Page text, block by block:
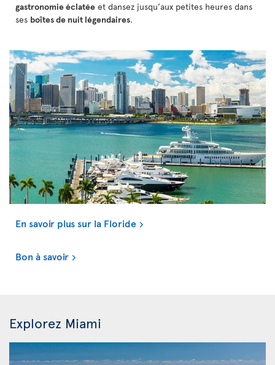
gastronomie éclatée et dansez jusqu’aux petites heures dans
ses boîtes de nuit légendaires.
En savoir plus sur la Floride
Bon à savoir
Explorez Miami